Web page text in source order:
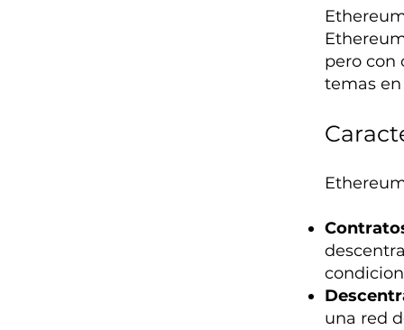
pero con
temas
una red